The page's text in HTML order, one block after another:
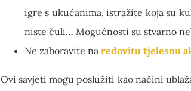
igre s ukućanima, istražite koja su
niste čuli… Mogućnosti su stvarno
Ne zaboravite na redovitu tjelesnu
Ovi savjeti mogu poslužiti kao načini